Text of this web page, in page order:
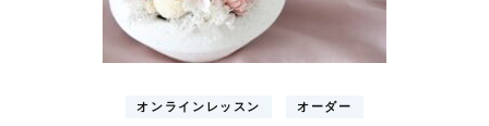
オンラインレッスン オーダー